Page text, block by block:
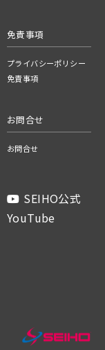
免責事項
プライバシーポリシー
免責事項
お問合せ
お問合せ
SEIHO公式
YouTube